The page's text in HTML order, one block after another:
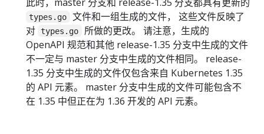
types.go
文件和一组生成的文件， 这些文件反映了
对 types.go
所做的更改。 请注意，生成的
OpenAPI 规范和其他 release-1.35 分支中生成的文件
不一定与 master 分支中生成的文件相同。 release-
1.35 分支中生成的文件仅包含来自 Kubernetes 1.35
的 API 元素。 master 分支中生成的文件可能包含不
在 1.35 中但正在为 1.36 开发的 API 元素。